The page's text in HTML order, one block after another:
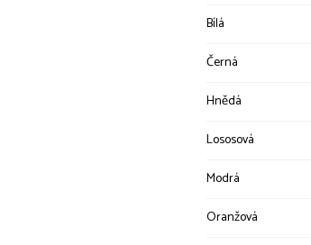
Bílá
Černá
Hnědá
Lososová
Modrá
Oranžová